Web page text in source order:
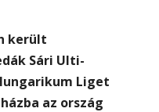
került
Sári Ulti-
Liget
az ország